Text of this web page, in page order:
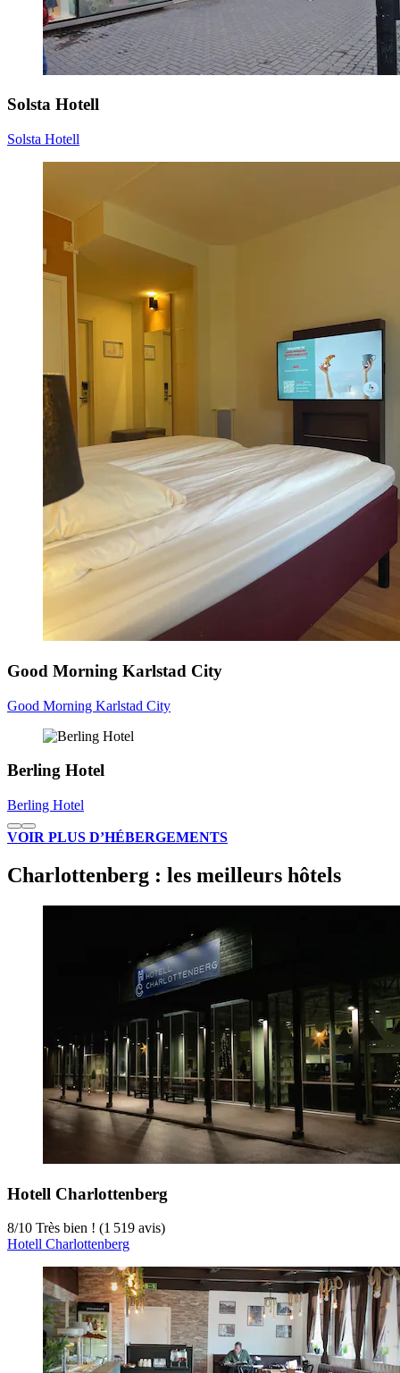
Solsta Hotell
Solsta Hotell
Good Morning Karlstad City
Good Morning Karlstad City
Berling Hotel
Berling Hotel
VOIR PLUS D’HÉBERGEMENTS
Charlottenberg : les meilleurs hôtels
Hotell Charlottenberg
8/10 Très bien ! (1 519 avis)
Hotell Charlottenberg